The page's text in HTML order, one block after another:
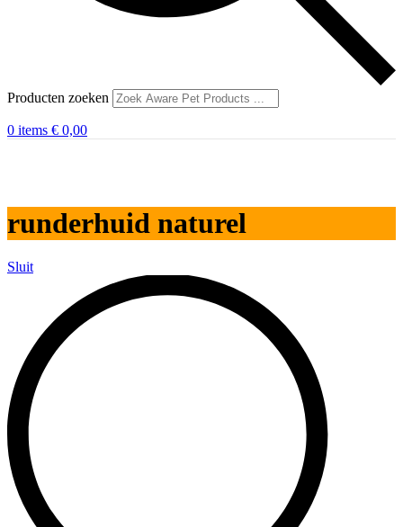
Producten zoeken
0 items € 0,00
runderhuid naturel
Sluit